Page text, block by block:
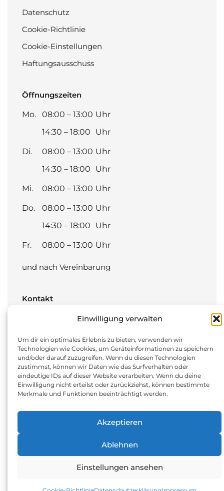
Einwilligung verwalten
Um dir ein optimales Erlebnis zu bieten, verwenden wir
Technologien wie Cookies, um Geräteinformationen zu speichern
und/oder darauf zuzugreifen. Wenn du diesen Technologien
zustimmst, können wir Daten wie das Surfverhalten oder
eindeutige IDs auf dieser Website verarbeiten. Wenn du deine
Einwilligung nicht erteilst oder zurückziehst, können bestimmte
Merkmale und Funktionen beeinträchtigt werden.
Akzeptieren
Ablehnen
Einstellungen ansehen
Datenschutz
Cookie-Richtlinie
Cookie-Einstellungen
Haftungsausschuss
Öffnungszeiten
Mo.
08:00 – 13:00
14:30 – 18:00
Uhr
Uhr
Di.
08:00 – 13:00
14:30 – 18:00
Uhr
Uhr
Mi. 08:00 – 13:00 Uhr
Do.
08:00 – 13:00
14:30 – 18:00
Uhr
Uhr
Fr. 08:00 – 13:00 Uhr
und nach Vereinbarung
Kontakt
Düsseldorfer Straße 80
T:0208 4128740
F: 0208 41287425
M:info@oz-muelheim.de
Copyright © OZ Orthopädisches Zentrum Mülheim